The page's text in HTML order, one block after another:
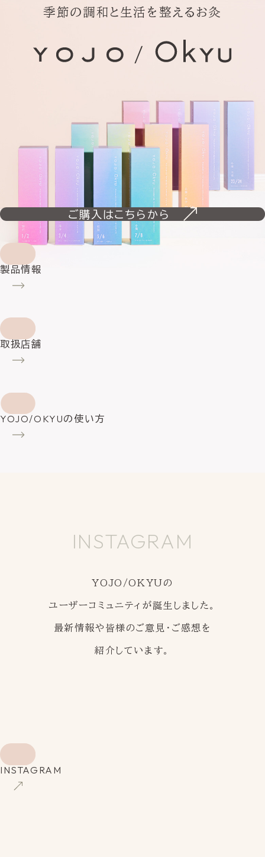
季節の調和と生活を整えるお灸
ご購入はこちらから
製品情報
取扱店舗
YOJO/OKYUの使い方
INSTAGRAM
YOJO/OKYUの
ユーザーコミュニティが誕生しました。
最新情報や皆様のご意見・ご感想を
紹介しています。
INSTAGRAM